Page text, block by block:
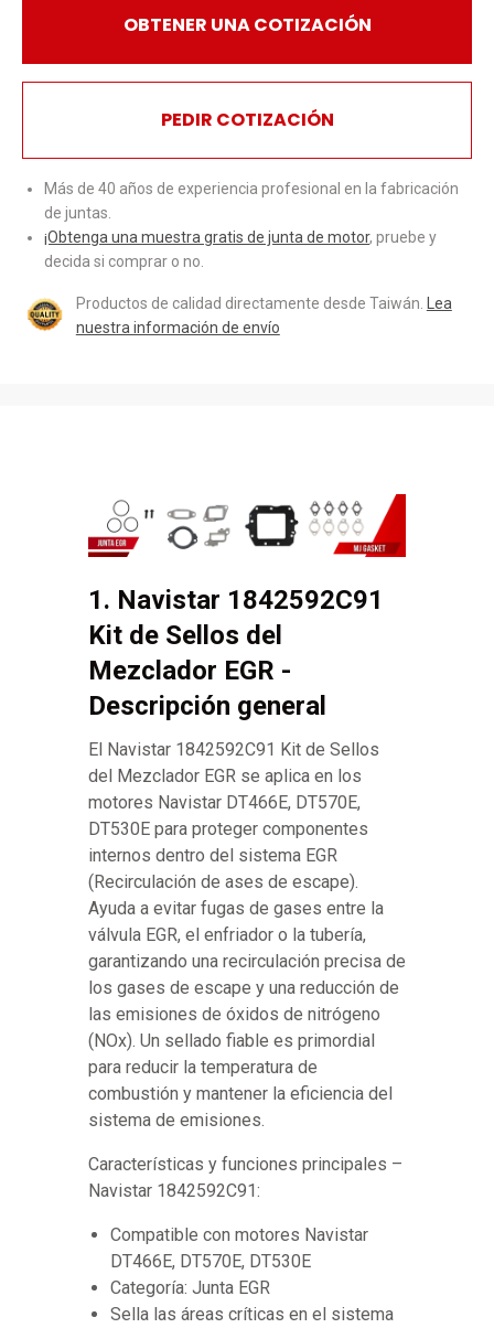
OBTENER UNA COTIZACIÓN
PEDIR COTIZACIÓN
Más de 40 años de experiencia profesional en la fabricación
de juntas.
¡Obtenga una muestra gratis de junta de motor, pruebe y
decida si comprar o no.
Productos de calidad directamente desde Taiwán.
Lea
nuestra información de envío
1. Navistar 1842592C91
Kit de Sellos del
Mezclador EGR -
Descripción general
El Navistar 1842592C91 Kit de Sellos
del Mezclador EGR se aplica en los
motores Navistar DT466E, DT570E,
DT530E para proteger componentes
internos dentro del sistema EGR
(Recirculación de ases de escape).
Ayuda a evitar fugas de gases entre la
válvula EGR, el enfriador o la tubería,
garantizando una recirculación precisa de
los gases de escape y una reducción de
las emisiones de óxidos de nitrógeno
(NOx). Un sellado fiable es primordial
para reducir la temperatura de
combustión y mantener la eficiencia del
sistema de emisiones.
Características y funciones principales –
Navistar 1842592C91:
Compatible con motores Navistar
DT466E, DT570E, DT530E
Categoría: Junta EGR
Sella las áreas críticas en el sistema